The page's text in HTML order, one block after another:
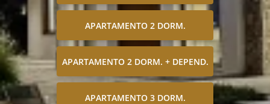
APARTAMENTO 2 DORM.
APARTAMENTO 2 DORM. + DEPEND.
APARTAMENTO 3 DORM.